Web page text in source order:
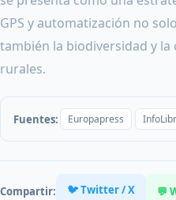
GPS y automatización no
también la biodiversidad y la
rurales.
Fuentes: Europapress
Compartir: 🐦 Twitter / X 💬